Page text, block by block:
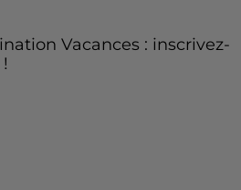
Vacances : inscrivez-